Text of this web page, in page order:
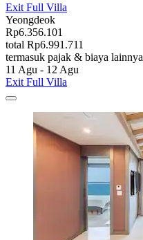
Exit Full Villa
Yeongdeok
Rp6.356.101
total Rp6.991.711
termasuk pajak & biaya lainnya
11 Agu - 12 Agu
Exit Full Villa